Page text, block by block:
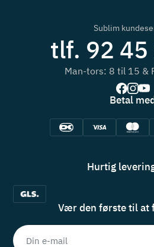
Sublim
tlf. 92 45
Man-tors: 8 til 15 &
Betal
Hurtig
Vær den første til at